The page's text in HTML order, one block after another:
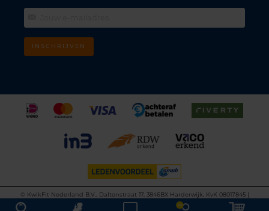
INSCHRIJVEN
©
KwikFit Nederland B.V., Daltonstraat 17, 3846BX Harderwijk, KvK 08017845 |
Algemene voorwaarden
Privacyverklaring Cookiebeleid
Disclaimer